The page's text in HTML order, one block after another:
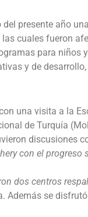
presente año
las cuales fueron
para niños
y de
una visita a la
de Turquía
discusiones
con el progreso
dos centros
Además se